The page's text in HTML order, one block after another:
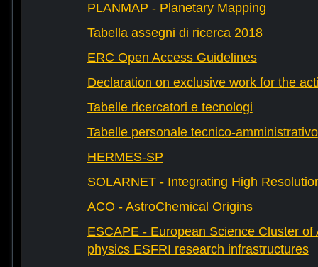
PLANMAP - Planetary Mapping
Tabella assegni di ricerca 2018
ERC Open Access Guidelines
Declaration on exclusive work for the
Tabelle ricercatori e tecnologi
Tabelle personale tecnico-amministrativo
HERMES-SP
SOLARNET - Integrating High
ACO - AstroChemical Origins
ESCAPE - European Science Cluster of
physics ESFRI research infrastructures